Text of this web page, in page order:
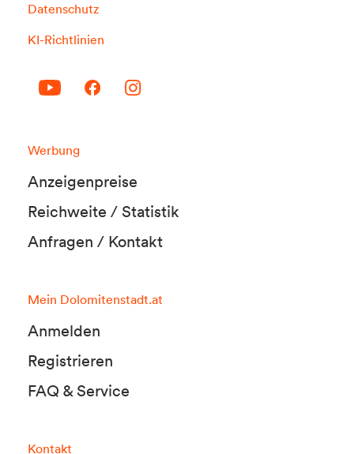
Datenschutz
KI-Richtlinien
Werbung
Anzeigenpreise
Reichweite / Statistik
Anfragen / Kontakt
Mein Dolomitenstadt.at
Anmelden
Registrieren
FAQ & Service
Kontakt